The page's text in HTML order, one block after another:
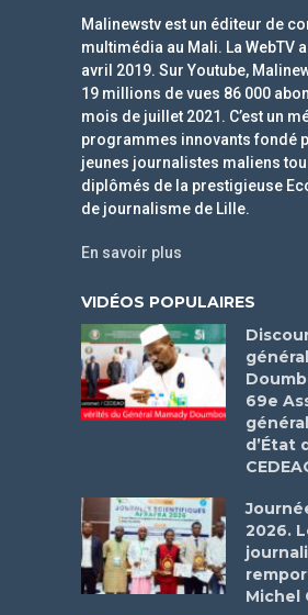
Malinewstv est un éditeur de
multimédia au Mali. La WebTV
avril 2019. Sur Youtube,
19 millions de vues 86 000
mois de juillet 2021. C’est un
programmes innovants fondé
jeunes journalistes maliens
diplômés de la prestigieuse
de journalisme de Lille.
En savoir plus
VIDÉOS POPULAIRES
69e
d’État
2026.
Michel